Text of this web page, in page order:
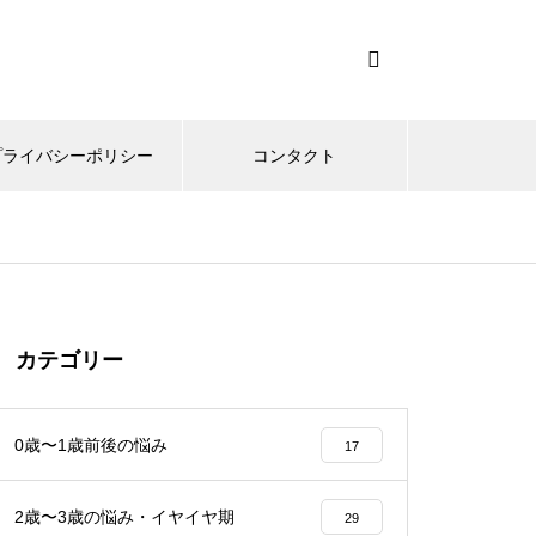
イバシーポリシー コンタクト
カテゴリー
0歳〜1歳前後の悩み 17
2歳〜3歳の悩み・イヤイヤ期 29